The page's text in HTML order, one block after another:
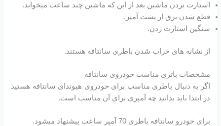
استارت نزدن ماشین بعد از این که ماشین چند ساعت میخوابد.
قطع شدن برق از پشت آمپر.
سنگین استارت زدن.
از نشانه های خراب شدن باطری سانتافه هستند.
مشخصات باتری مناسب خودروی سانتافه
اگر به دنبال باطری مناسب برای خودروی هیوندای سانتافه هستید
در ابتدا باید بدانید چه آمپری برای آن مناسب است.
برای خودرو سانتافه باطری 70 آمپر ساعت پیشنهاد میشود.